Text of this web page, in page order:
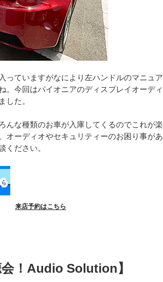
っていますがなにより左ハンドルのマニュア
。今回はパイオニアのディスプレイオーディ
した。
んな種類のお車が入庫してくるのでこれが楽
オーディオやセキュリティーのお困り事があ
ください。
来店予約はこちら
会！Audio Solution】